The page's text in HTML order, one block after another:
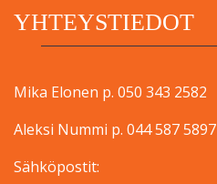
YHTEYSTIEDOT
Mika Elonen p. 050 343 2582
Aleksi Nummi p. 044 587 5897
Sähköpostit: